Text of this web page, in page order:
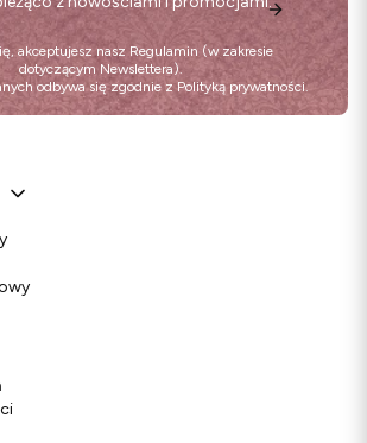
akceptujesz nasz Regulamin (w zakresie
dotyczącym Newslettera).
odbywa się zgodnie z Polityką prywatności.